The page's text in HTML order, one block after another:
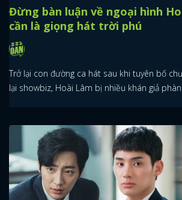
Đừng bàn luận về ngoại hình
cần là giọng hát trời phú
Trở lại con đường ca hát sau khi tuyên bố
lại showbiz, Hoài Lâm bị nhiều khán giả